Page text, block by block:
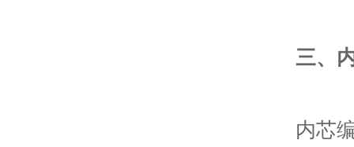
三、
内芯编